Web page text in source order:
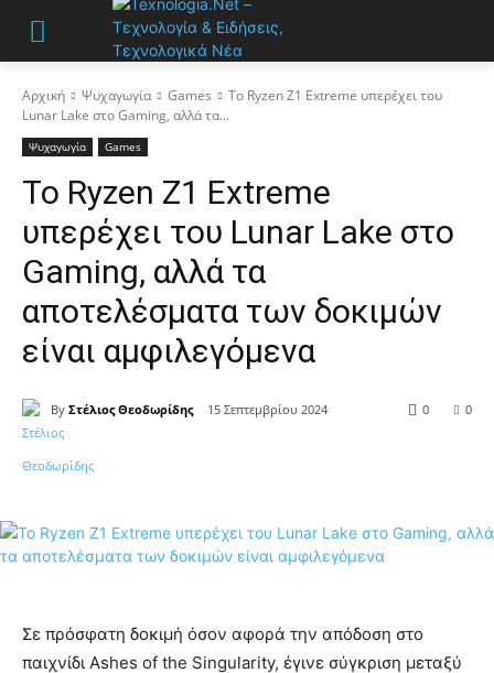
Αρχική Ψυχαγωγία Games
Το Ryzen Z1 Extreme υπερέχει του
Lunar Lake στο Gaming, αλλά τα...
Ψυχαγωγία Games
Το Ryzen Z1 Extreme
υπερέχει του Lunar Lake στο
Gaming, αλλά τα
αποτελέσματα των δοκιμών
είναι αμφιλεγόμενα
By Στέλιος Θεοδωρίδης 15 Σεπτεμβρίου 2024 0
0
Σε πρόσφατη δοκιμή όσον αφορά την απόδοση στο
παιχνίδι Ashes of the Singularity, έγινε σύγκριση μεταξύ